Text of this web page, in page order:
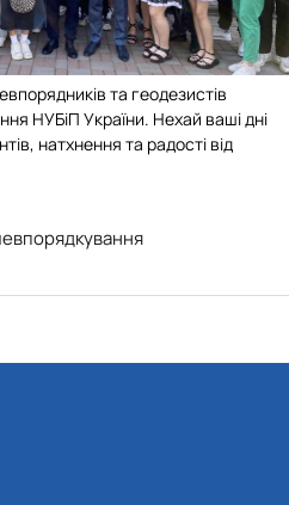
та геодезистів
НУБіП України. Нехай ваші дні
натхнення та радості від